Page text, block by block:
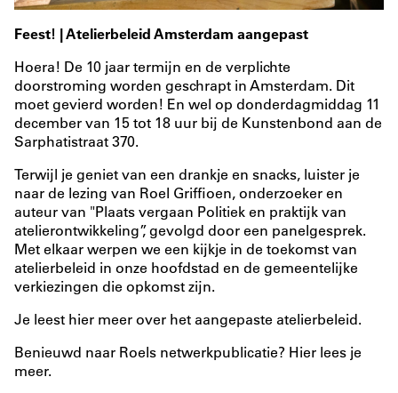
Feest! | Atelierbeleid Amsterdam aangepast
Hoera! De 10 jaar termijn en de verplichte
doorstroming worden geschrapt in Amsterdam. Dit
moet gevierd worden! En wel op donderdagmiddag 11
december van 15 tot 18 uur bij de Kunstenbond aan de
Sarphatistraat 370.
Terwijl je geniet van een drankje en snacks, luister je
naar de lezing van Roel Griffioen, onderzoeker en
auteur van "Plaats vergaan Politiek en praktijk van
atelierontwikkeling”, gevolgd door een panelgesprek.
Met elkaar werpen we een kijkje in de toekomst van
atelierbeleid in onze hoofdstad en de gemeentelijke
verkiezingen die opkomst zijn.
Je leest hier meer over het aangepaste atelierbeleid.
Benieuwd naar Roels netwerkpublicatie? Hier lees je
meer.